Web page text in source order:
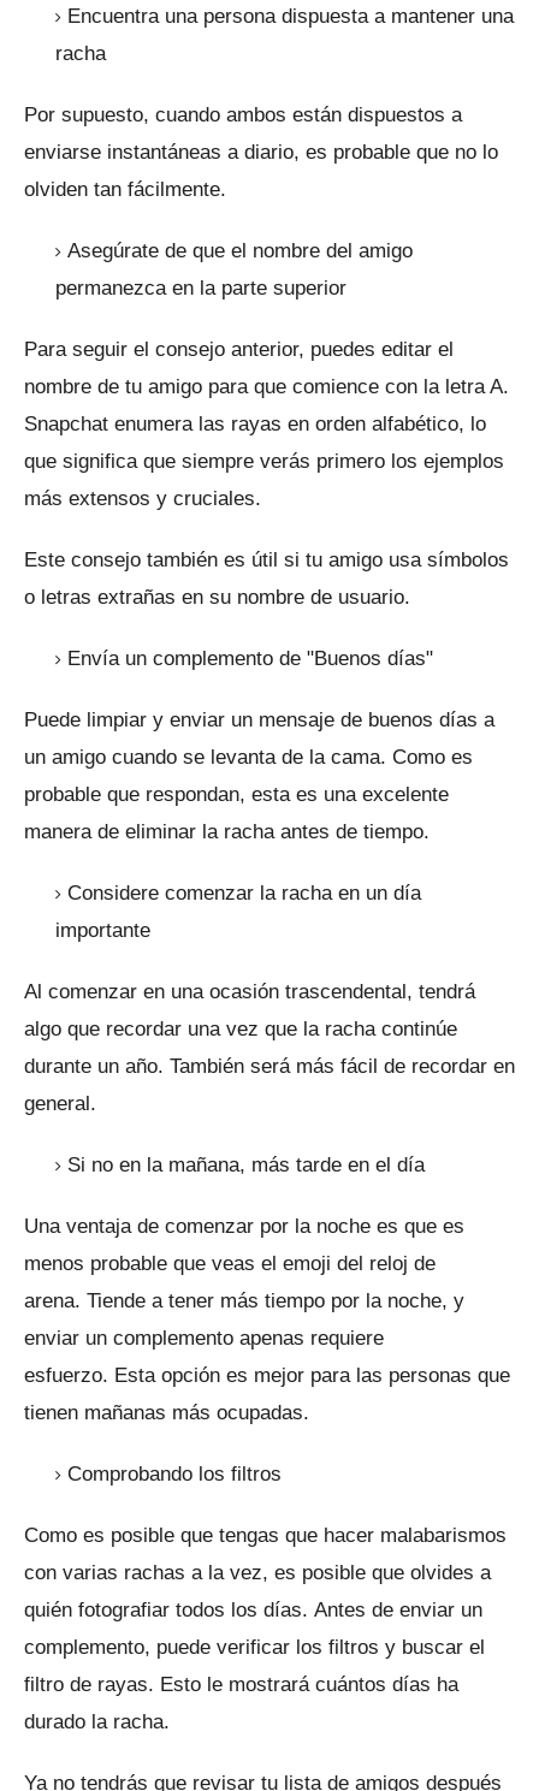
Encuentra una persona dispuesta a mantener una
racha
Por supuesto, cuando ambos están dispuestos a
enviarse instantáneas a diario, es probable que no lo
olviden tan fácilmente.
Asegúrate de que el nombre del amigo
permanezca en la parte superior
Para seguir el consejo anterior, puedes editar el
nombre de tu amigo para que comience con la letra A.
Snapchat enumera las rayas en orden alfabético, lo
que significa que siempre verás primero los ejemplos
más extensos y cruciales.
Este consejo también es útil si tu amigo usa símbolos
o letras extrañas en su nombre de usuario.
Envía un complemento de "Buenos días"
Puede limpiar y enviar un mensaje de buenos días a
un amigo cuando se levanta de la cama. Como es
probable que respondan, esta es una excelente
manera de eliminar la racha antes de tiempo.
Considere comenzar la racha en un día
importante
Al comenzar en una ocasión trascendental, tendrá
algo que recordar una vez que la racha continúe
durante un año. También será más fácil de recordar en
general.
Si no en la mañana, más tarde en el día
Una ventaja de comenzar por la noche es que es
menos probable que veas el emoji del reloj de
arena. Tiende a tener más tiempo por la noche, y
enviar un complemento apenas requiere
esfuerzo. Esta opción es mejor para las personas que
tienen mañanas más ocupadas.
Comprobando los filtros
Como es posible que tengas que hacer malabarismos
con varias rachas a la vez, es posible que olvides a
quién fotografiar todos los días. Antes de enviar un
complemento, puede verificar los filtros y buscar el
filtro de rayas. Esto le mostrará cuántos días ha
durado la racha.
Ya no tendrás que revisar tu lista de amigos después